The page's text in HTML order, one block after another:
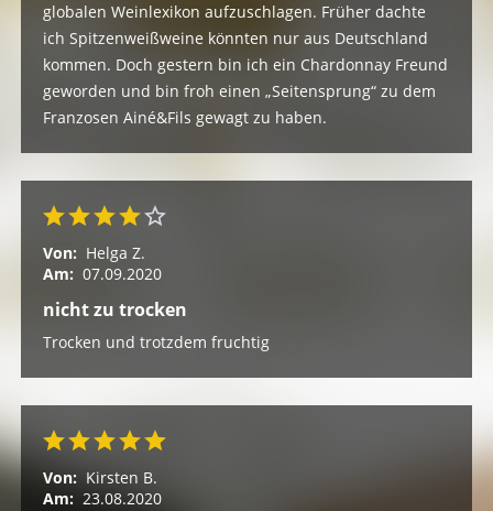
globalen Weinlexikon aufzuschlagen. Früher dachte
ich Spitzenweißweine könnten nur aus Deutschland
kommen. Doch gestern bin ich ein Chardonnay Freund
geworden und bin froh einen „Seitensprung“ zu dem
Franzosen Ainé&Fils gewagt zu haben.
Von: Helga Z.
Am: 07.09.2020
nicht zu trocken
Trocken und trotzdem fruchtig
Von: Kirsten B.
Am: 23.08.2020